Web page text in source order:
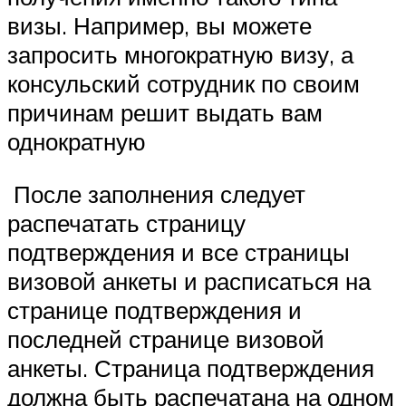
визы. Например, вы можете
запросить многократную визу, а
консульский сотрудник по своим
причинам решит выдать вам
однократную
️ После заполнения следует
распечатать страницу
подтверждения и все страницы
визовой анкеты и расписаться на
странице подтверждения и
последней странице визовой
анкеты. Страница подтверждения
должна быть распечатана на одном